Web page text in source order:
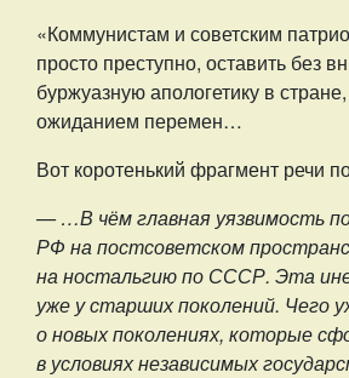
«Коммунистам и советским
просто преступно, оставить без
буржуазную апологетику в
ожиданием перемен…
Вот коротенький фрагмент речи
— …В чём главная уязвимость
РФ на постсоветском
на ностальгию по СССР. Эта
уже у старших поколений. Чего
о новых поколениях, которые
в условиях независимых